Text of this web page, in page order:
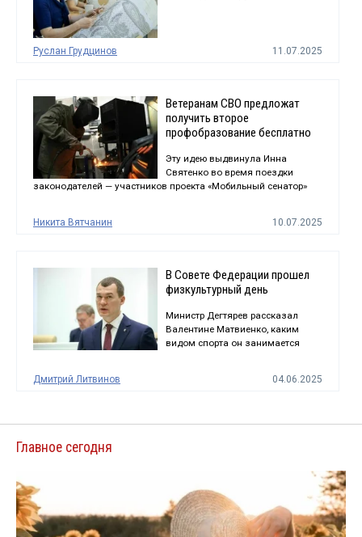
Руслан Грудцинов 11.07.2025
Ветеранам СВО предложат
получить второе
профобразование бесплатно
Эту идею выдвинула Инна
Святенко во время поездки
законодателей — участников проекта «Мобильный сенатор»
Никита Вятчанин 10.07.2025
В Совете Федерации прошел
физкультурный день
Министр Дегтярев рассказал
Валентине Матвиенко, каким
видом спорта он занимается
Дмитрий Литвинов 04.06.2025
Главное сегодня